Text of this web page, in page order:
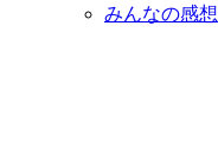
みんなの感想